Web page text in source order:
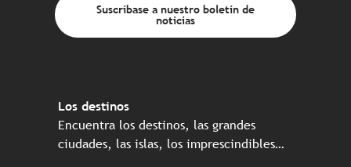
Suscríbase a nuestro boletín de
noticias
Los destinos
Encuentra los destinos, las grandes
ciudades, las islas, los imprescindibles…